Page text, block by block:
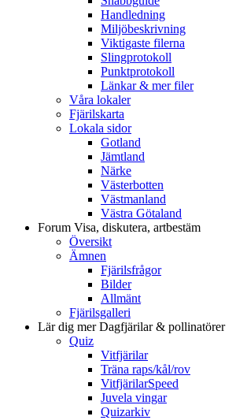
Handledning
Miljöbeskrivning
Viktigaste filerna
Slingprotokoll
Punktprotokoll
Länkar & mer filer
Våra lokaler
Fjärilskarta
Lokala sidor
Gotland
Jämtland
Närke
Västerbotten
Västmanland
Västra Götaland
Forum Visa, diskutera, artbestäm
Översikt
Ämnen
Fjärilsfrågor
Bilder
Allmänt
Fjärilsgalleri
Lär dig merDagfjärilar & pollinatörer
Quiz
Vitfjärilar
Träna raps/kål/rov
VitfjärilarSpeed
Juvela vingar
Quizarkiv